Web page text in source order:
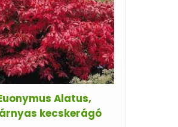
Alatus,
kecskerágó